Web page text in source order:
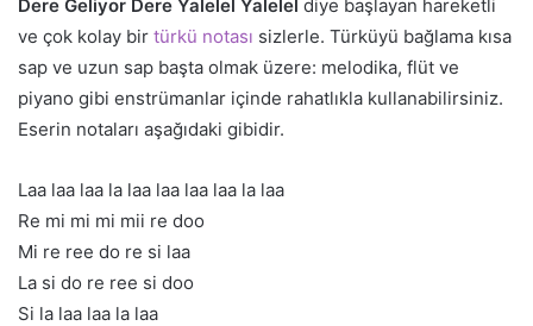
Dere Geliyor Dere Yalelel Yalelel diye başlayan hareketli
ve çok kolay bir türkü notası sizlerle. Türküyü bağlama kısa
sap ve uzun sap başta olmak üzere: melodika, flüt ve
piyano gibi enstrümanlar içinde rahatlıkla kullanabilirsiniz.
Eserin notaları aşağıdaki gibidir.
Laa laa laa la laa laa laa laa la laa
Re mi mi mi mii re doo
Mi re ree do re si laa
La si do re ree si doo
Si la laa laa la laa